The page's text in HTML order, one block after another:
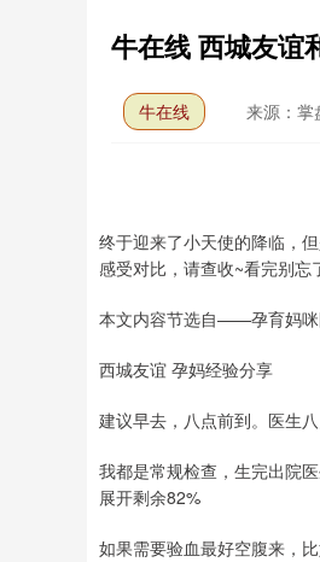
牛在线 西城友谊
牛在线 来源：掌
终于迎来了小天使的降临，
感受对比，请查收~看完别忘
本文内容节选自——孕育妈
西城友谊 孕妈经验分享
建议早去，八点前到。医生
我都是常规检查，生完出院
展开剩余82%
如果需要验血最好空腹来，